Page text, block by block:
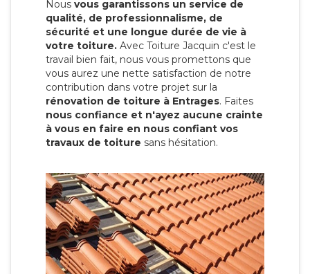
Nous vous garantissons un service de
qualité, de professionnalisme, de
sécurité et une longue durée de vie à
votre toiture. Avec Toiture Jacquin c'est le
travail bien fait, nous vous promettons que
vous aurez une nette satisfaction de notre
contribution dans votre projet sur la
rénovation de toiture à Entrages. Faites
nous confiance et n'ayez aucune crainte
à vous en faire en nous confiant vos
travaux de toiture sans hésitation.